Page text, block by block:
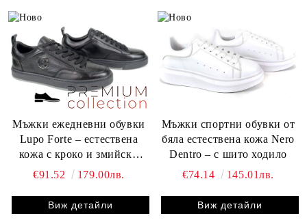
Мъжки ежедневни обувки
Lupo Forte – естествена
кожа с кроко и змийски
щампи
€91.52 179.00лв.
Виж детайли
Мъжки спортни обувки от
бяла естествена кожа Nero
Dentro – с шито ходило
€74.14
145.01лв.
Виж детайли